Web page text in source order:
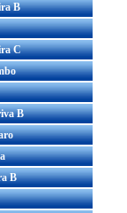
B
C
B
B